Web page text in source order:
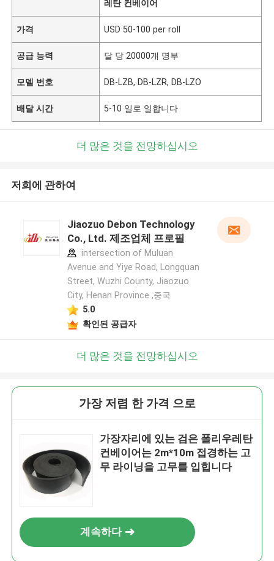
레탄 컨베이어
가격 USD 50-100 per roll
공급 능력 달 당 20000개 명부
모델 번호 DB-LZB, DB-LZR, DB-LZO
배달 시간 5-10 일로 일합니다
더 많은 것을 전망하십시오
저희에 관하여
Jiaozuo Debon Technology
Co., Ltd. 제조업체 프로필
intersection of Muluan
Avenue and Yiye Road, Longquan
Street, Wuzhi County, Jiaozuo
City, Henan Province ,중국
5.0
확인된 공급자
더 많은 것을 전망하십시오
가장 저렴 한 가격 으로
가장자리에 있는 검은 폴리우레탄
컨베이어는 2m*10m 접경하는 고
무 라이닝을 고무를 입힙니다
계속하다